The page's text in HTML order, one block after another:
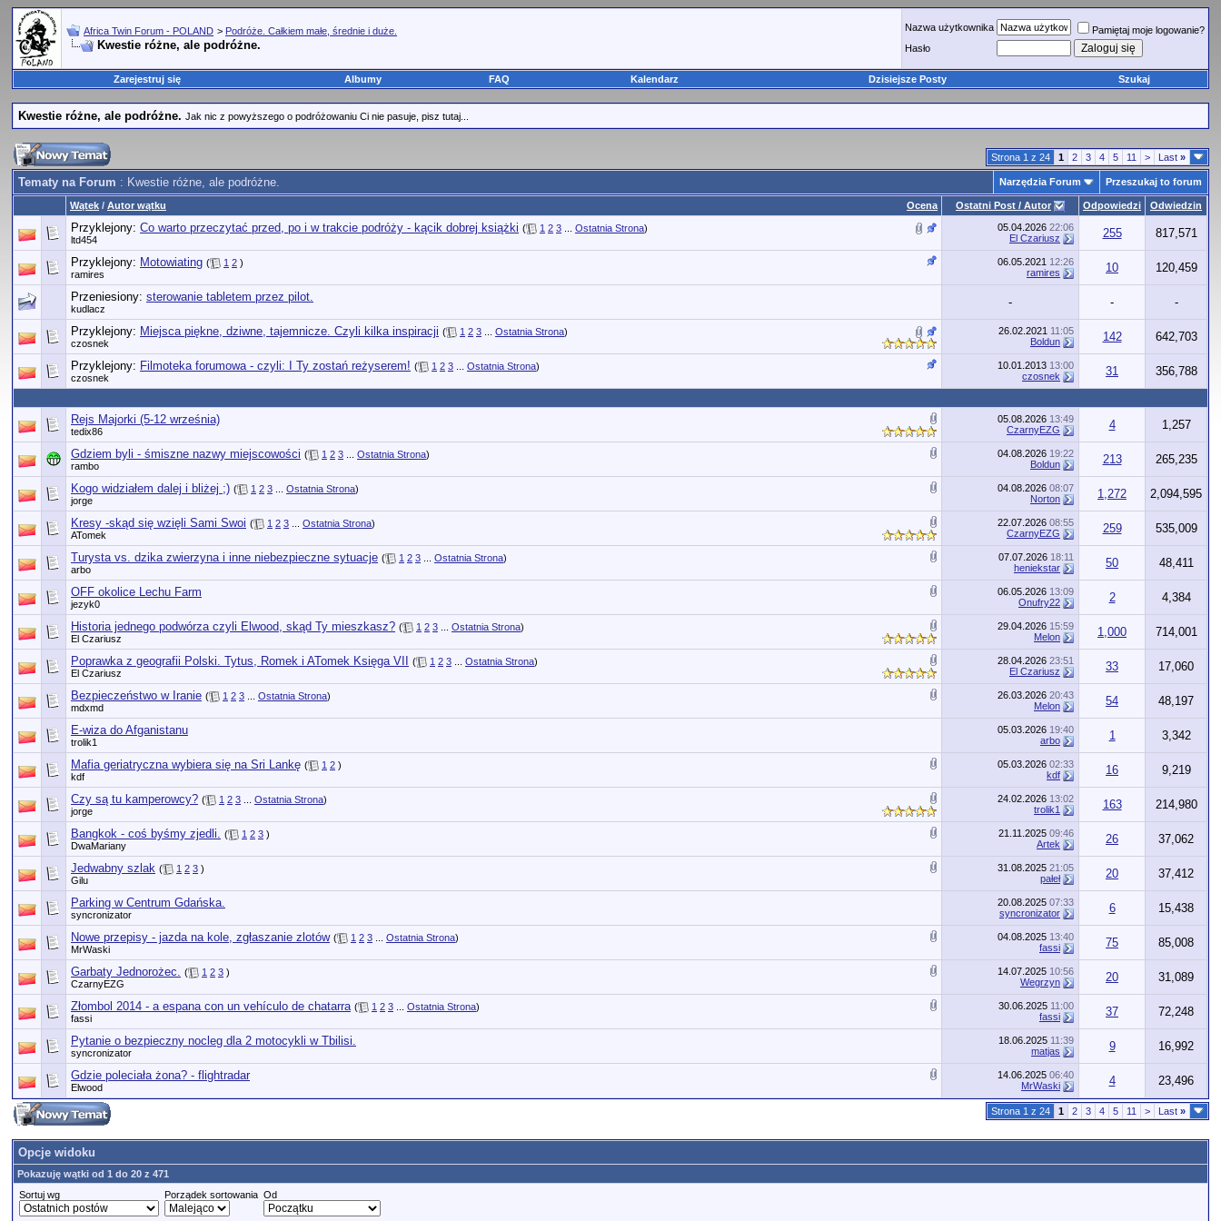
Africa Twin Forum - POLAND > Podróże. Całkiem małe, średnie i duże.
Kwestie różne, ale podróżne.
Nazwa użytkownika
Pamiętaj moje logowanie?
Hasło
Zarejestruj się Albumy FAQ Kalendarz Dzisiejsze Posty Szukaj
Kwestie różne, ale podróżne. Jak nic z powyższego o podróżowaniu Ci nie pasuje, pisz tutaj...
Strona 1 z 24 1 2 3 4 5 11 > Last »
Tematy na Forum : Kwestie różne, ale podróżne. Narzędzia Forum Przeszukaj to forum
Ocena
Wątek / Autor wątku Ostatni Post / Autor Odpowiedzi Odwiedzin
Przyklejony: Co warto przeczytać przed, po i w trakcie podróży - kącik dobrej książki ( 1 2 3 Ostatnia Strona)
ltd454
05.04.2026 22:06
El Czariusz
255 817,571
Przyklejony: Motowiating ( 1 2 )
ramires
06.05.2021 12:26
ramires
10 120,459
Przeniesiony: sterowanie tabletem przez pilot.
kudlacz - - -
Przyklejony: Miejsca piękne, dziwne, tajemnicze. Czyli kilka inspiracji ( 1 2 3 Ostatnia Strona)
czosnek
26.02.2021 11:05
Boldun
142 642,703
Przyklejony: Filmoteka forumowa - czyli: I Ty zostań reżyserem! ( 1 2 3 Ostatnia Strona)
czosnek
10.01.2013 13:00
czosnek
31 356,788
Rejs Majorki (5-12 września)
tedix86
05.08.2026 13:49
CzarnyEZG
4 1,257
Gdziem byli - śmiszne nazwy miejscowości ( 1 2 3 Ostatnia Strona)
rambo
04.08.2026 19:22
Boldun
213 265,235
Kogo widziałem dalej i bliżej ;) ( 1 2 3 Ostatnia Strona)
jorge
04.08.2026 08:07
Norton
1,272 2,094,595
Kresy -skąd się wzięli Sami Swoi ( 1 2 3 Ostatnia Strona)
ATomek
22.07.2026 08:55
CzarnyEZG
259 535,009
Turysta vs. dzika zwierzyna i inne niebezpieczne sytuacje ( 1 2 3 Ostatnia Strona)
arbo
07.07.2026 18:11
heniekstar
50 48,411
OFF okolice Lechu Farm
jezyk0
06.05.2026 13:09
Onufry22
2 4,384
Historia jednego podwórza czyli Elwood, skąd Ty mieszkasz? ( 1 2 3 Ostatnia Strona)
El Czariusz
29.04.2026 15:59
Melon
1,000 714,001
Poprawka z geografii Polski. Tytus, Romek i ATomek Księga VII ( 1 2 3 Ostatnia Strona)
El Czariusz
28.04.2026 23:51
El Czariusz
33 17,060
Bezpieczeństwo w Iranie ( 1 2 3 Ostatnia Strona)
mdxmd
26.03.2026 20:43
Melon
54 48,197
E-wiza do Afganistanu
trolik1
05.03.2026 19:40
arbo
1 3,342
Mafia geriatryczna wybiera się na Sri Lankę ( 1 2 )
kdf
05.03.2026 02:33
kdf
16 9,219
Czy są tu kamperowcy? ( 1 2 3 Ostatnia Strona)
jorge
24.02.2026 13:02
trolik1
163 214,980
Bangkok - coś byśmy zjedli. ( 1 2 3 )
DwaMariany
21.11.2025 09:46
Artek
26 37,062
Jedwabny szlak ( 1 2 3 )
Gilu
31.08.2025 21:05
pałeł
20 37,412
Parking w Centrum Gdańska.
syncronizator
20.08.2025 07:33
syncronizator
6 15,438
Nowe przepisy - jazda na kole, zgłaszanie zlotów ( 1 2 3 Ostatnia Strona)
MrWaski
04.08.2025 13:40
fassi
75 85,008
Garbaty Jednorożec. ( 1 2 3 )
CzarnyEZG
14.07.2025 10:56
Wegrzyn
20 31,089
Złombol 2014 - a espana con un vehículo de chatarra ( 1 2 3 Ostatnia Strona)
fassi
30.06.2025 11:00
fassi
37 72,248
Pytanie o bezpieczny nocleg dla 2 motocykli w Tbilisi.
syncronizator
18.06.2025 11:39
matjas
9 16,992
Gdzie poleciała żona? - flightradar
Elwood
14.06.2025 06:40
MrWaski
4 23,496
Strona 1 z 24 1 2 3 4 5 11 > Last »
Opcje widoku
Pokazuję wątki od 1 do 20 z 471
Sortuj wg
Porządek sortowania Od